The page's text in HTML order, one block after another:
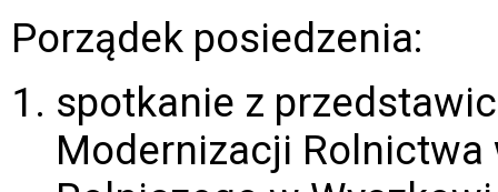
Porządek posiedzenia:
spotkanie z
Modernizacji Rolnictwa